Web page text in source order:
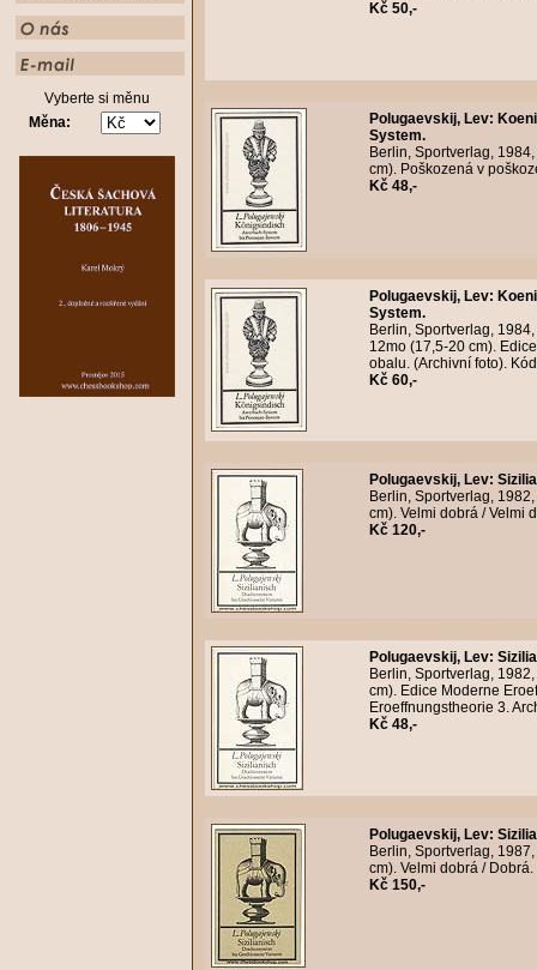
Vyberte si měnu
Měna:
Kč 50,-
Polugaevskij, Lev:
System.
Berlin, Sportverlag,
cm). Poškozená v
Kč 48,-
Polugaevskij, Lev:
System.
Berlin, Sportverlag,
12mo (17,5-20 cm).
obalu. (Archivní foto).
Kč 60,-
Polugaevskij, Lev:
Berlin, Sportverlag,
cm). Velmi dobrá / Velmi
Kč 120,-
Polugaevskij, Lev:
Berlin, Sportverlag,
cm). Edice Moderne
Eroeffnungstheorie 3.
Kč 48,-
Polugaevskij, Lev:
Berlin, Sportverlag,
cm). Velmi dobrá /
Kč 150,-